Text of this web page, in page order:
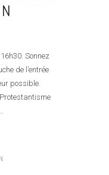
Sonnez
de l’entrée
possible.